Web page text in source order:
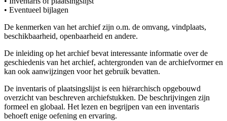
• Eventueel bijlagen
De kenmerken van het archief zijn o.m. de omvang, vindplaats,
beschikbaarheid, openbaarheid en andere.
De inleiding op het archief bevat interessante informatie over de
geschiedenis van het archief, achtergronden van de archiefvormer en
kan ook aanwijzingen voor het gebruik bevatten.
De inventaris of plaatsingslijst is een hiërarchisch opgebouwd
overzicht van beschreven archiefstukken. De beschrijvingen zijn
formeel en globaal. Het lezen en begrijpen van een inventaris
behoeft enige oefening en ervaring.